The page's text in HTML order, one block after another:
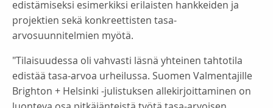
edistämiseksi esimerkiksi erilaisten hankkeiden ja
projektien sekä konkreettisten tasa-
arvosuunnitelmien myötä.
"Tilaisuudessa oli vahvasti läsnä yhteinen tahtotila
edistää tasa-arvoa urheilussa. Suomen Valmentajille
Brighton + Helsinki -julistuksen allekirjoittaminen on